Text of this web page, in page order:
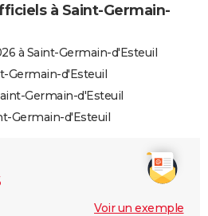
à Saint-Germain-
à Saint-Germain-d'Esteuil
Germain-d'Esteuil
Germain-d'Esteuil
Germain-d'Esteuil
Voir un exemple